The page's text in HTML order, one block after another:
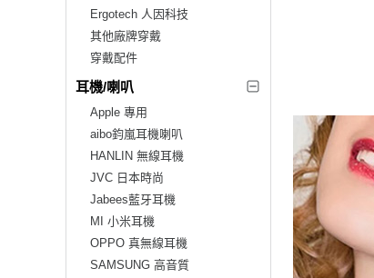
Ergotech 人因科技
其他廠牌穿戴
穿戴配件
耳機/喇叭
Apple 專用
aibo鈞嵐耳機喇叭
HANLIN 無線耳機
JVC 日本時尚
Jabees藍牙耳機
MI 小米耳機
OPPO 真無線耳機
SAMSUNG 高音質